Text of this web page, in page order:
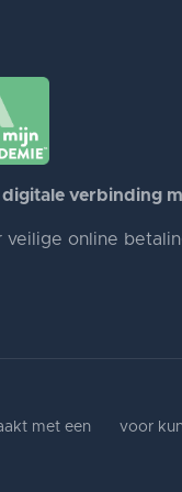
verbinding
veilige online
met een voor